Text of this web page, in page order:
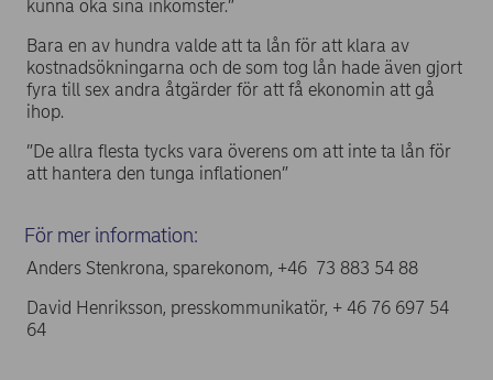
kunna öka sina inkomster.”
Bara en av hundra valde att ta lån för att klara av
kostnadsökningarna och de som tog lån hade även gjort
fyra till sex andra åtgärder för att få ekonomin att gå
ihop.
”De allra flesta tycks vara överens om att inte ta lån för
att hantera den tunga inflationen”
För mer information:
Anders Stenkrona, sparekonom, +46 73 883 54 88
David Henriksson, presskommunikatör, + 46 76 697 54
64